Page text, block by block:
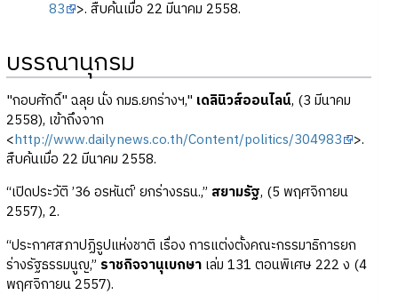
83 >. สืบค้นเมื่อ 22 มีนาคม 2558.
บรรณานุกรม
"กอบศักดิ์" ฉลุย นั่ง กมธ.ยกร่างฯ," เดลินิวส์ออนไลน์, (3 มีนาคม
2558), เข้าถึงจาก
<http://www.dailynews.co.th/Content/politics/304983 >.
สืบค้นเมื่อ 22 มีนาคม 2558.
“เปิดประวัติ ’36 อรหันต์’ ยกร่างรธน.,” สยามรัฐ, (5 พฤศจิกายน
2557), 2.
“ประกาศสภาปฏิรูปแห่งชาติ เรื่อง การแต่งตั้งคณะกรรมาธิการยก
ร่างรัฐธรรมนูญ,” ราชกิจจานุเบกษาเล่ม 131 ตอนพิเศษ 222 ง (4
พฤศจิกายน 2557).